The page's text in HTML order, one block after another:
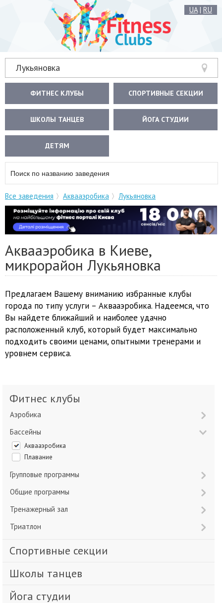
UA| RU
Лукьяновка
ФИТНЕС КЛУБЫ СПОРТИВНЫЕ СЕКЦИИ
ШКОЛЫ ТАНЦЕВ ЙОГА СТУДИИ
ДЕТЯМ
Все заведения Аквааэробика Лукьяновка
Аквааэробика в Киеве,
микрорайон Лукьяновка
Предлагаем Вашему вниманию избранные клубы
города по типу услуги – Аквааэробика. Надеемся, что
Вы найдете ближайший и наиболее удачно
расположенный клуб, который будет максимально
подходить своими ценами, опытными тренерами и
уровнем сервиса.
Фитнес клубы
Аэробика
Бассейны
Аквааэробика
Плавание
Групповые программы
Общие программы
Тренажерный зал
Триатлон
Спортивные секции
Школы танцев
Йога студии